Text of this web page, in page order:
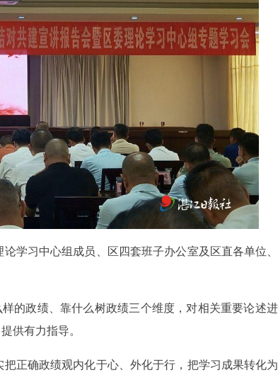
学习中心组成员、区四套班子办公室及区直各单位
的政绩、靠什么树政绩三个维度，对相关重要论述
供有力指导。
正确政绩观内化于心、外化于行，把学习成果转化